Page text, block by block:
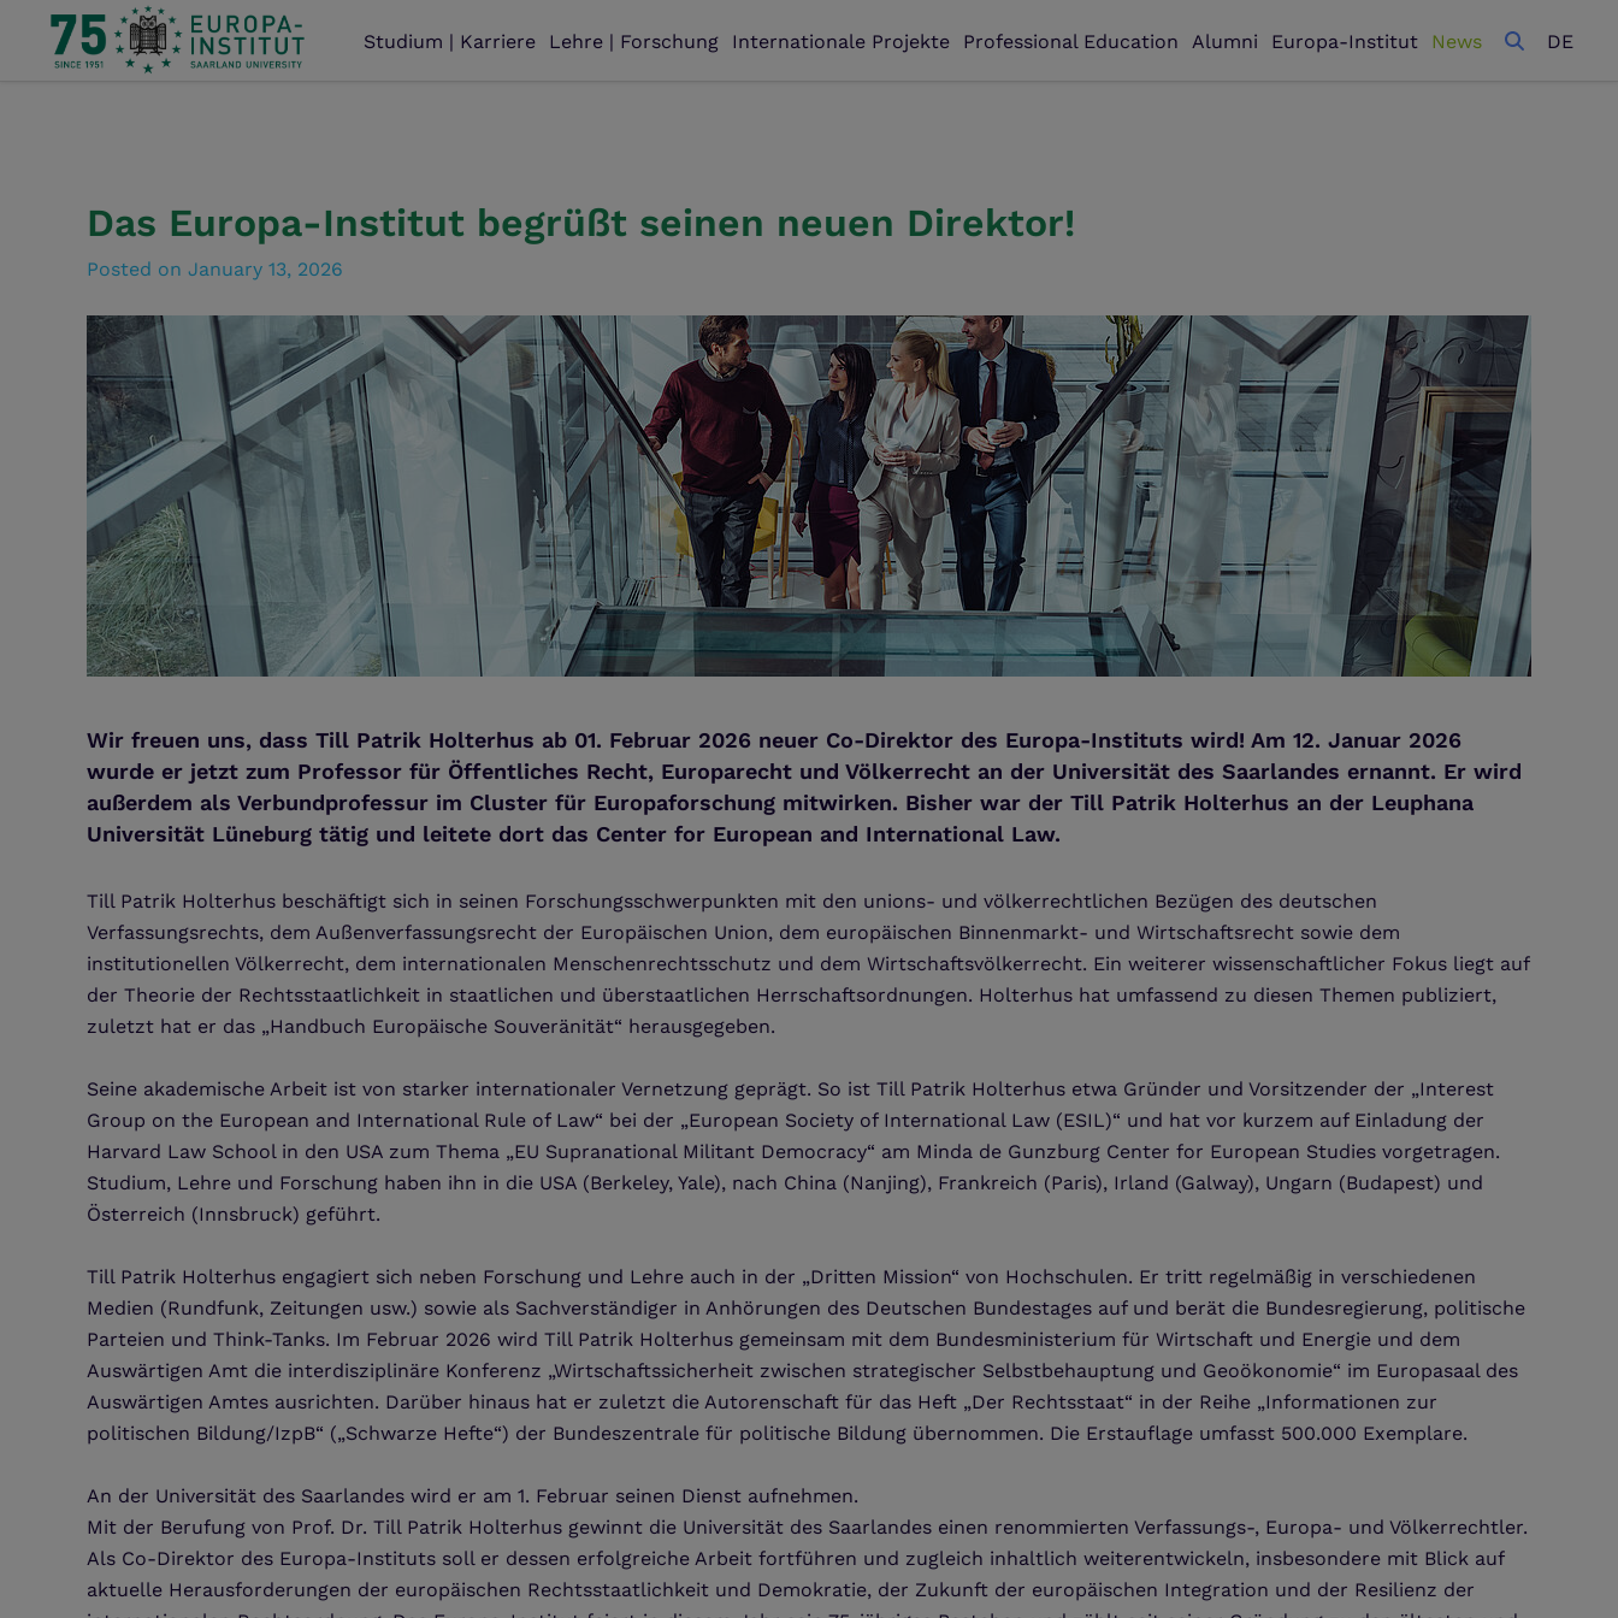
Studium | Karriere Lehre | Forschung Internationale Projekte Professional Education Alumni Europa-Institut News DE
Das Europa-Institut begrüßt seinen neuen Direktor!
Posted on January 13, 2026
Wir freuen uns, dass Till Patrik Holterhus ab 01. Februar 2026 neuer Co-Direktor des Europa-Instituts wird! Am 12. Januar 2026
wurde er jetzt zum Professor für Öffentliches Recht, Europarecht und Völkerrecht an der Universität des Saarlandes ernannt. Er wird
außerdem als Verbundprofessur im Cluster für Europaforschung mitwirken. Bisher war der Till Patrik Holterhus an der Leuphana
Universität Lüneburg tätig und leitete dort das Center for European and International Law.
Till Patrik Holterhus beschäftigt sich in seinen Forschungsschwerpunkten mit den unions- und völkerrechtlichen Bezügen des deutschen
Verfassungsrechts, dem Außenverfassungsrecht der Europäischen Union, dem europäischen Binnenmarkt- und Wirtschaftsrecht sowie dem
institutionellen Völkerrecht, dem internationalen Menschenrechtsschutz und dem Wirtschaftsvölkerrecht. Ein weiterer wissenschaftlicher Fokus liegt auf
der Theorie der Rechtsstaatlichkeit in staatlichen und überstaatlichen Herrschaftsordnungen. Holterhus hat umfassend zu diesen Themen publiziert,
zuletzt hat er das „Handbuch Europäische Souveränität“ herausgegeben.
Seine akademische Arbeit ist von starker internationaler Vernetzung geprägt. So ist Till Patrik Holterhus etwa Gründer und Vorsitzender der „Interest
Group on the European and International Rule of Law“ bei der „European Society of International Law (ESIL)“ und hat vor kurzem auf Einladung der
Harvard Law School in den USA zum Thema „EU Supranational Militant Democracy“ am Minda de Gunzburg Center for European Studies vorgetragen.
Studium, Lehre und Forschung haben ihn in die USA (Berkeley, Yale), nach China (Nanjing), Frankreich (Paris), Irland (Galway), Ungarn (Budapest) und
Österreich (Innsbruck) geführt.
Till Patrik Holterhus engagiert sich neben Forschung und Lehre auch in der „Dritten Mission“ von Hochschulen. Er tritt regelmäßig in verschiedenen
Medien (Rundfunk, Zeitungen usw.) sowie als Sachverständiger in Anhörungen des Deutschen Bundestages auf und berät die Bundesregierung, politische
Parteien und Think-Tanks. Im Februar 2026 wird Till Patrik Holterhus gemeinsam mit dem Bundesministerium für Wirtschaft und Energie und dem
Auswärtigen Amt die interdisziplinäre Konferenz „Wirtschaftssicherheit zwischen strategischer Selbstbehauptung und Geoökonomie“ im Europasaal des
Auswärtigen Amtes ausrichten. Darüber hinaus hat er zuletzt die Autorenschaft für das Heft „Der Rechtsstaat“ in der Reihe „Informationen zur
politischen Bildung/IzpB“ („Schwarze Hefte“) der Bundeszentrale für politische Bildung übernommen. Die Erstauflage umfasst 500.000 Exemplare.
An der Universität des Saarlandes wird er am 1. Februar seinen Dienst aufnehmen.
Mit der Berufung von Prof. Dr. Till Patrik Holterhus gewinnt die Universität des Saarlandes einen renommierten Verfassungs-, Europa- und Völkerrechtler.
Als Co-Direktor des Europa-Instituts soll er dessen erfolgreiche Arbeit fortführen und zugleich inhaltlich weiterentwickeln, insbesondere mit Blick auf
aktuelle Herausforderungen der europäischen Rechtsstaatlichkeit und Demokratie, der Zukunft der europäischen Integration und der Resilienz der